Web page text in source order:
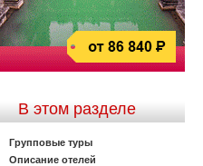
В этом разделе
Групповые туры
Описание отелей